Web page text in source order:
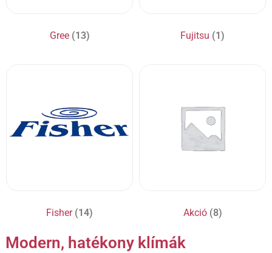
Gree (13) Fujitsu (1)
Fisher (14) Akció (8)
Modern, hatékony klímák